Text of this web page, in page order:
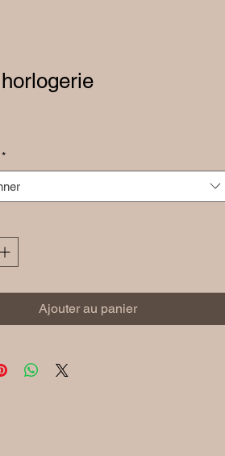
*
Ajouter au panier